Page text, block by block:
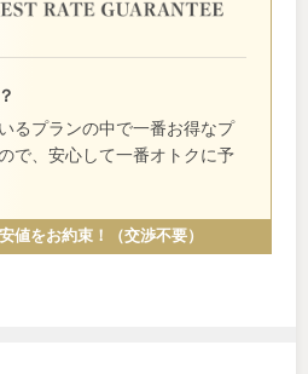
るプランの中で一番お得なプ
で、安心して一番オトクに予
値をお約束！（交渉不要）